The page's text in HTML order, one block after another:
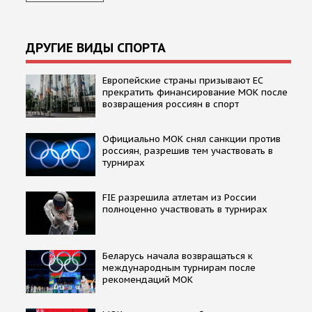
ДРУГИЕ ВИДЫ СПОРТА
Европейские страны призывают ЕС
прекратить финансирование МОК после
возвращения россиян в спорт
Официально МОК снял санкции против
россиян, разрешив тем участвовать в
турнирах
FIE разрешила атлетам из России
полноценно участвовать в турнирах
Беларусь начала возвращаться к
международным турнирам после
рекомендаций МОК